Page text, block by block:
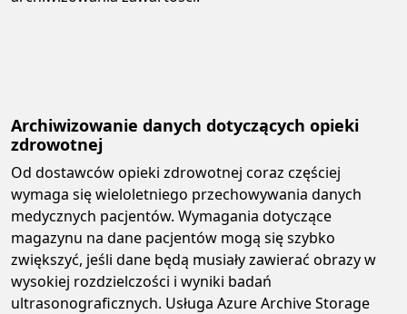
Archiwizowanie danych dotyczących opieki
zdrowotnej
Od dostawców opieki zdrowotnej coraz częściej
wymaga się wieloletniego przechowywania danych
medycznych pacjentów. Wymagania dotyczące
magazynu na dane pacjentów mogą się szybko
zwiększyć, jeśli dane będą musiały zawierać obrazy w
wysokiej rozdzielczości i wyniki badań
ultrasonograficznych. Usługa Azure Archive Storage